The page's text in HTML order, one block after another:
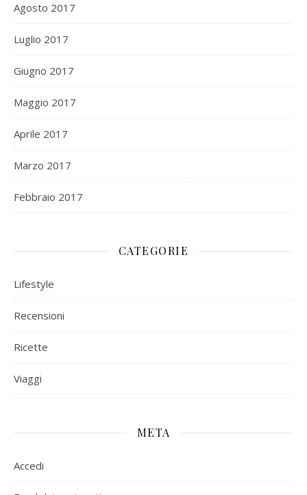
Agosto 2017
Luglio 2017
Giugno 2017
Maggio 2017
Aprile 2017
Marzo 2017
Febbraio 2017
CATEGORIE
Lifestyle
Recensioni
Ricette
Viaggi
META
Accedi